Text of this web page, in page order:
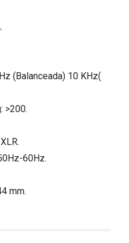
(Balanceada) 10 KHz(
>200.
60Hz.
mm.